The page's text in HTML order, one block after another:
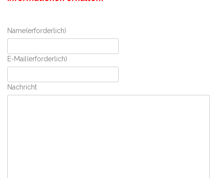
Name(erforderlich)
E-Mail (erforderlich)
Nachricht